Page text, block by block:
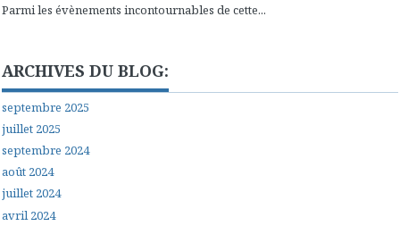
Parmi les évènements incontournables de cette...
ARCHIVES DU BLOG:
septembre 2025
juillet 2025
septembre 2024
août 2024
juillet 2024
avril 2024